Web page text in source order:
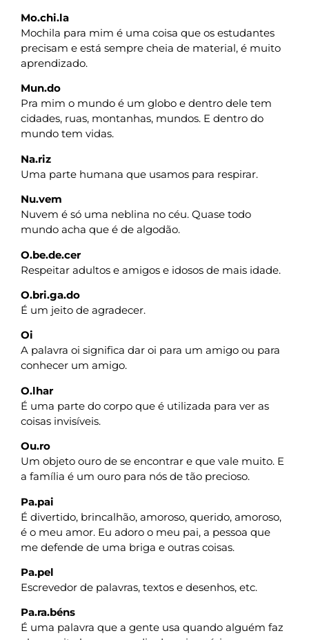
Mo.chi.la
Mochila para mim é uma coisa que os estudantes
precisam e está sempre cheia de material, é muito
aprendizado.
Mun.do
Pra mim o mundo é um globo e dentro dele tem
cidades, ruas, montanhas, mundos. E dentro do
mundo tem vidas.
Na.riz
Uma parte humana que usamos para respirar.
Nu.vem
Nuvem é só uma neblina no céu. Quase todo
mundo acha que é de algodão.
O.be.de.cer
Respeitar adultos e amigos e idosos de mais idade.
O.bri.ga.do
É um jeito de agradecer.
Oi
A palavra oi significa dar oi para um amigo ou para
conhecer um amigo.
O.lhar
É uma parte do corpo que é utilizada para ver as
coisas invisíveis.
Ou.ro
Um objeto ouro de se encontrar e que vale muito. E
a família é um ouro para nós de tão precioso.
Pa.pai
É divertido, brincalhão, amoroso, querido, amoroso,
é o meu amor. Eu adoro o meu pai, a pessoa que
me defende de uma briga e outras coisas.
Pa.pel
Escrevedor de palavras, textos e desenhos, etc.
Pa.ra.béns
É uma palavra que a gente usa quando alguém faz